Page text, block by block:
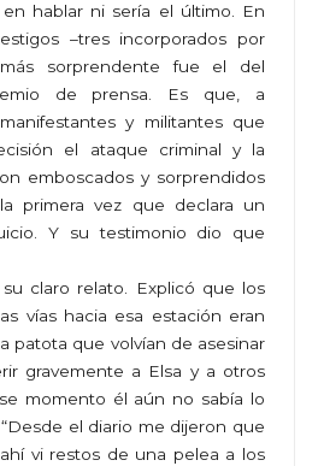
hablar ni sería el último. En
–tres incorporados por
sorprendente fue el del
de prensa. Es que, a
y militantes que
el ataque criminal y la
emboscados y sorprendidos
primera vez que declara un
Y su testimonio dio que
claro relato. Explicó que los
vías hacia esa estación eran
patota que volvían de asesinar
gravemente a Elsa y a otros
momento él aún no sabía lo
el diario me dijeron que
vi restos de una pelea a los